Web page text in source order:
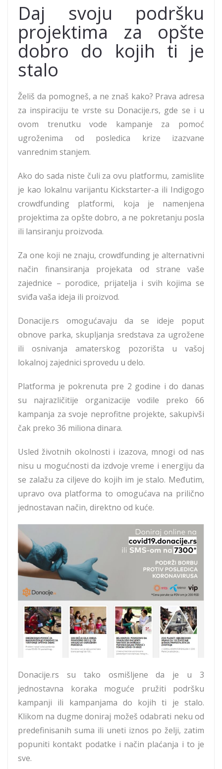
Daj svoju podršku
projektima za opšte
dobro do kojih ti je
stalo
Želiš da pomogneš, a ne znaš kako? Prava adresa
za inspiraciju te vrste su Donacije.rs, gde se i u
ovom trenutku vode kampanje za pomoć
ugroženima od posledica krize izazvane
vanrednim stanjem.
Ako do sada niste čuli za ovu platformu, zamislite
je kao lokalnu varijantu Kickstarter-a ili Indigogo
crowdfunding platformi, koja je namenjena
projektima za opšte dobro, a ne pokretanju posla
ili lansiranju proizvoda.
Za one koji ne znaju, crowdfunding je alternativni
način finansiranja projekata od strane vaše
zajednice – porodice, prijatelja i svih kojima se
sviđa vaša ideja ili proizvod.
Donacije.rs omogućavaju da se ideje poput
obnove parka, skupljanja sredstava za ugrožene
ili osnivanja amaterskog pozorišta u vašoj
lokalnoj zajednici sprovedu u delo.
Platforma je pokrenuta pre 2 godine i do danas
su najrazličitije organizacije vodile preko 66
kampanja za svoje neprofitne projekte, sakupivši
čak preko 36 miliona dinara.
Usled životnih okolnosti i izazova, mnogi od nas
nisu u mogućnosti da izdvoje vreme i energiju da
se zalažu za ciljeve do kojih im je stalo. Međutim,
upravo ova platforma to omogućava na prilično
jednostavan način, direktno od kuće.
Donacije.rs su tako osmišljene da je u 3
jednostavna koraka moguće pružiti podršku
kampanji ili kampanjama do kojih ti je stalo.
Klikom na dugme doniraj možeš odabrati neku od
predefinisanih suma ili uneti iznos po želji, zatim
popuniti kontakt podatke i način plaćanja i to je
sve.